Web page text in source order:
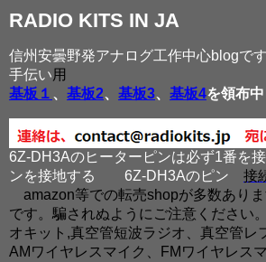
RADIO KITS IN JA
信州安曇野発アナログ工作中心blogで
手伝い用
基板１ 、 基板2、 基板3、 基板4を領布中
6Z-DH3Aのヒーターピンは必ず1番を
ンを接地する
6Z-DH3Aのピン 接
amazon等での転売shopが多数あり
です。騙されぬようにご注意ください
オキット,真空管短波ラジオ、真空管レ
AMワイヤレスマイク、FMワイヤレス